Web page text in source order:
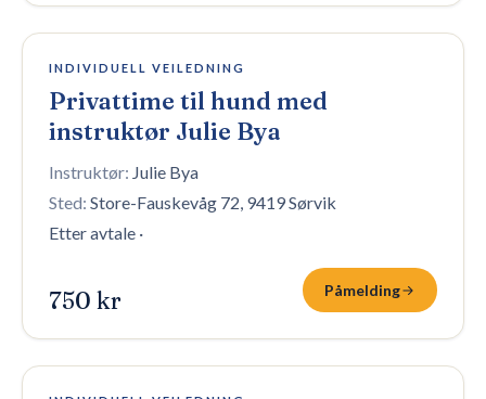
47 plasser igjen
INDIVIDUELL VEILEDNING
Privattime til hund med
instruktør Julie Bya
Instruktør: Julie Bya
Sted: Store-Fauskevåg 72, 9419 Sørvik
Etter avtale ·
750 kr Påmelding
4 plasser igjen